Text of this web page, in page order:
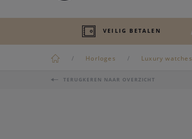
VEILIG BETALEN
Horloges Luxury watches
TERUGKEREN NAAR OVERZICHT